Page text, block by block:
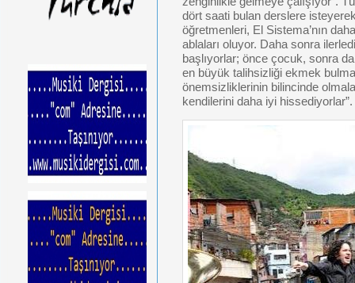
dört saati bulan derslere
öğretmenleri, El Sistema’nın
ablaları oluyor. Daha sonra
başlıyorlar; önce çocuk, sonra
en büyük talihsizliği ekmek
önemsizliklerinin bilincinde
kendilerini daha iyi hissediyorlar”.